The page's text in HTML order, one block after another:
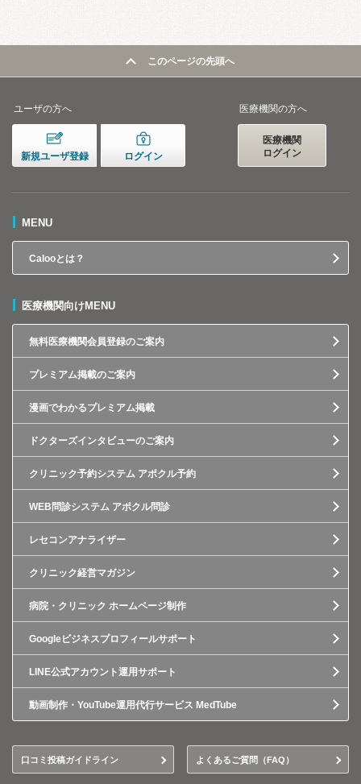
このページの先頭へ
ユーザの方へ
新規ユーザ登録 ログイン
医療機関の方へ
医療機関
ログイン
MENU
Calooとは？
医療機関向けMENU
無料医療機関会員登録のご案内
プレミアム掲載のご案内
漫画でわかるプレミアム掲載
ドクターズインタビューのご案内
クリニック予約システム アポクル予約
WEB問診システム アポクル問診
レセコンアナライザー
クリニック経営マガジン
病院・クリニック ホームページ制作
Googleビジネスプロフィールサポート
LINE公式アカウント運用サポート
動画制作・YouTube運用代行サービス MedTube
口コミ投稿ガイドライン よくあるご質問（FAQ）